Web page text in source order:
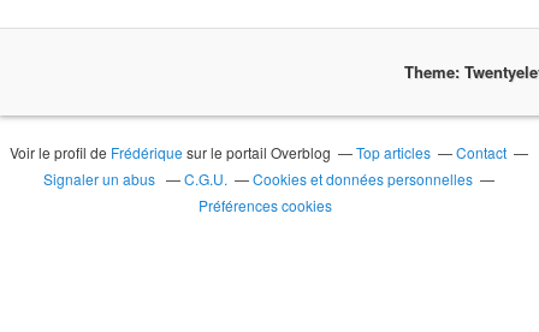
Theme:
Voir le profil de Frédérique sur le portail Overblog Top articles
Contact
Signaler un abus
C.G.U.
Cookies et données personnelles
Préférences cookies